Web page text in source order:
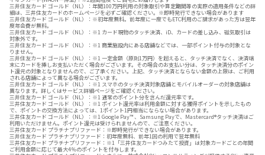
三井住友カード ゴールド（NL）：年間100万円利用の対象取引や算定期間等の実際の適用条件などの詳
細は、三井住友カードのホームページを必ずご確認ください。※即時発行できない場合があります
三井住友カード ゴールド（NL）：※初年度無料。前年度に一度でもETC利用のご請求があった方は翌年
度年会費が無料。
三井住友カード ゴールド（NL）：※1 カード現物のタッチ決済、iD、カードの差し込み、磁気取引は
対象外です。
三井住友カード ゴールド（NL）：※1 商業施設内にある店舗などでは、一部ポイント付与の対象とな
りません。
三井住友カード ゴールド（NL）：※1 一定金額（原則1万円）を超えると、タッチ決済でなく、決済端
末にカードを挿しお支払いただく場合がございます。その場合のお支払い分は、タッチ決済分のポイン
ト還元の対象となりませんので、ご了承ください。上記、タッチ決済とならない金額の上限は、ご利用
される店舗によって異なる場合がございます。
三井住友カード ゴールド（NL）：※1 スマホのタッチ決済対象店舗とモバイルオーダーの対象店舗は
異なります。詳しくはサービス詳細ページをご確認ください。
三井住友カード ゴールド（NL）：※1 通常のポイント分を含んだ還元率です。
三井住友カード ゴールド（NL）：※1 ポイント還元率は利用金額に対する獲得ポイントを示したもの
で、ポイントの交換方法によっては、1ポイント1円相当にならない場合があります。
三井住友カード ゴールド（NL）：※1 Google Pay™ 、Samsung Payで、Mastercard®タッチ決済はご
利用いただけません。ポイント還元は受けられませんので、ご注意ください。
三井住友カード プラチナプリファード：※即時発行ができない場合があります。
三井住友カード プラチナプリファード：初年度無料、前年1回の利用で翌年無料
三井住友カード プラチナプリファード：※1「三井住友カードつみたて投資」は対象カードごとの年間
ご利用金額に応じて最大4％のポイントを付与します。